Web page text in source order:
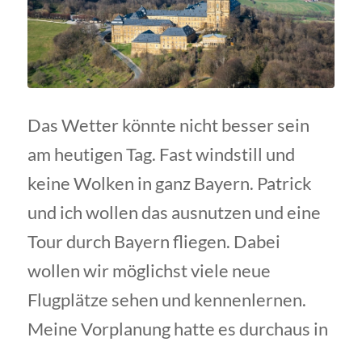
Das Wetter könnte nicht besser sein
am heutigen Tag. Fast windstill und
keine Wolken in ganz Bayern. Patrick
und ich wollen das ausnutzen und eine
Tour durch Bayern fliegen. Dabei
wollen wir möglichst viele neue
Flugplätze sehen und kennenlernen.
Meine Vorplanung hatte es durchaus in